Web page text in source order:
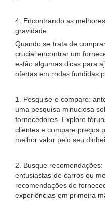
4. Encontrando as
gravidade
Quando se trata de
crucial encontrar um
estão algumas dicas para
ofertas em rodas fundidas
1. Pesquise e compare:
uma pesquisa minuciosa
fornecedores. Explore
clientes e compare preços
melhor valor pelo seu
2. Busque
entusiastas de carros ou
recomendações de
experiências em primeira